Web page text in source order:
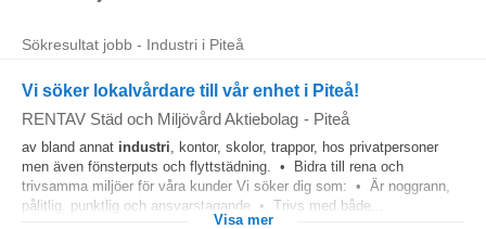
Sökresultat jobb - Industri i Piteå
Vi söker lokalvårdare till vår enhet i Piteå!
RENTAV Städ och Miljövård Aktiebolag - Piteå
av bland annat industri, kontor, skolor, trappor, hos privatpersoner
men även fönsterputs och flyttstädning. • Bidra till rena och
trivsamma miljöer för våra kunder Vi söker dig som: • Är noggrann,
pålitlig, punktlig och ansvarstagande • Trivs med både...
Visa mer